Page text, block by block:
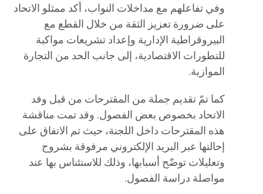
وفي تفاعلهم مع مداخلات النواب، أكد ممثلو الاتحاد
على ضرورة تعزيز الثقة من خلال القطع مع
البيروقراطية الإدارية وإعداد تشريعات مواكبة
للتطورات الاقتصادية، إلى جانب الحد من التجارة
الموازية.
كما تمّ تقديم جملة من المقترحات من قبل وفد
الاتحاد بخصوص بعض الفصول. وقد تمت مناقشة
هذه المقترحات داخل اللجنة، حيث تم الاتفاق على
إحالتها عبر البريد الإلكتروني مرفوقة بشروح
وتعليلات توضّح أسبابها، وذلك للاستئناس بها عند
مواصلة دراسة الفصول.